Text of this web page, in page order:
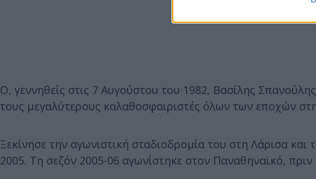
Ο, γεννηθείς στις 7 Αυγούστου του 1982, Βασίλης
τους μεγαλύτερους καλαθοσφαιριστές όλων των εποχών
Ξεκίνησε την αγωνιστική σταδιοδρομία του στη Λάρισα
2005. Τη σεζόν 2005-06 αγωνίστηκε στον Παναθηναϊκό,